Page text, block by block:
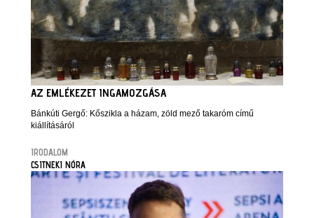
AZ EMLÉKEZET INGAMOZGÁSA
Bánkúti Gergő: Kőszikla a házam, zöld mező takaróm című
kiállításáról
IRODALOM
CSITNEKI NÓRA